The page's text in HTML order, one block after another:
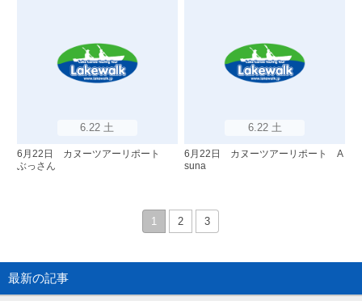
6.22 土
6月22日 カヌーツアーリポート
ぶっさん
6.22 土
6月22日 カヌーツアーリポート A
suna
1 2 3
最新の記事